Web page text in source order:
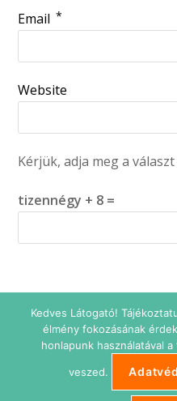
Email *
Website
Kérjük, adja meg a
tizennégy + 8 =
Adatkezelési tájékoztató
Kedves Látogató!
élmény fokozásának
honlapunk használatával
veszed.